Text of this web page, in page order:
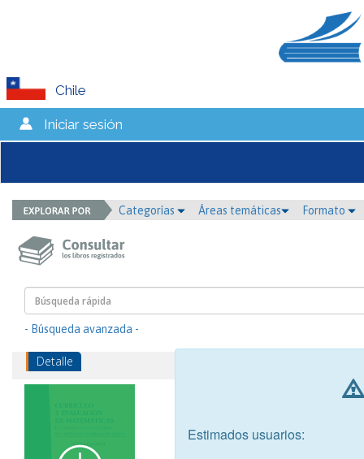
Chile
Iniciar sesión
Categorías Áreas temáticas Formato
- Búsqueda avanzada -
Detalle
Estimados usuarios: